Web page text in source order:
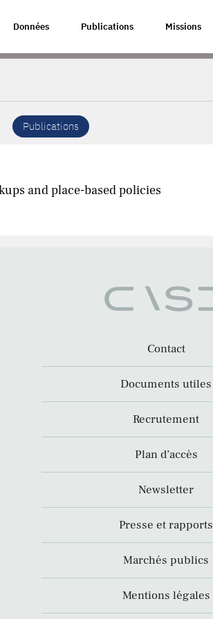
Données Publications Missions
Publications
and place-based policies
Contact
Documents utiles
Recrutement
Plan d’accès
Newsletter
Presse et rapports
Marchés publics
Mentions légales